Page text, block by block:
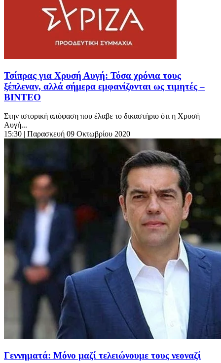
Τσίπρας για Χρυσή Αυγή: Τόσα χρόνια τους
ξέπλεναν, αλλά σήμερα εμφανίζονται ως τιμητές –
ΒΙΝΤΕΟ
Στην ιστορική απόφαση που έλαβε το δικαστήριο ότι η Χρυσή
Αυγή...
15:30 | Παρασκευή 09 Οκτωβρίου 2020
Γεννηματά: Μόνο μαζί τελειώνουμε τους νεοναζί